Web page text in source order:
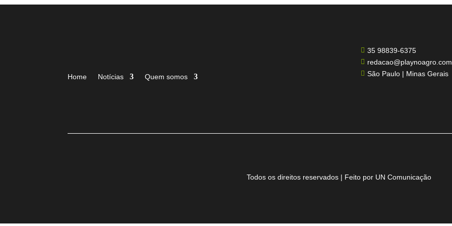
Home Notícias Quem somos
 35 98839-6375

 São Paulo | Minas Gerais
Todos os direitos reservados | Feito por UN Comunicação